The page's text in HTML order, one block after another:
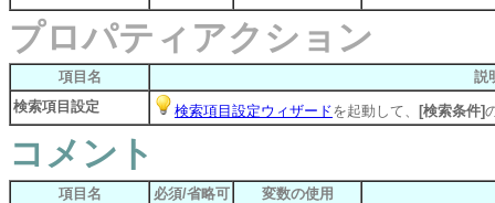
プロパティアクション
項目名
説
検索項目設定
検索項目設定ウィザードを起動して、 [検索条件]
コメント
項目名 必須/省略可 変数の使用